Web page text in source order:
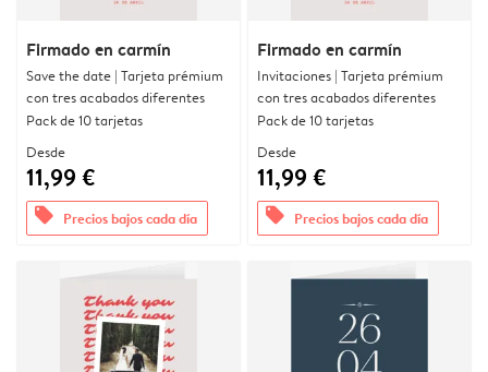
Firmado en carmín
Save the date | Tarjeta prémium
con tres acabados diferentes
Pack de 10 tarjetas
Desde
11,99 €
offers Precios bajos cada día
Firmado en carmín
Invitaciones | Tarjeta prémium
con tres acabados diferentes
Pack de 10 tarjetas
Desde
11,99 €
offers Precios bajos cada día